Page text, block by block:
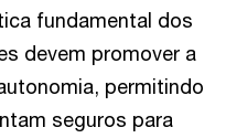
fundamental dos
devem promover a
permitindo
seguros para